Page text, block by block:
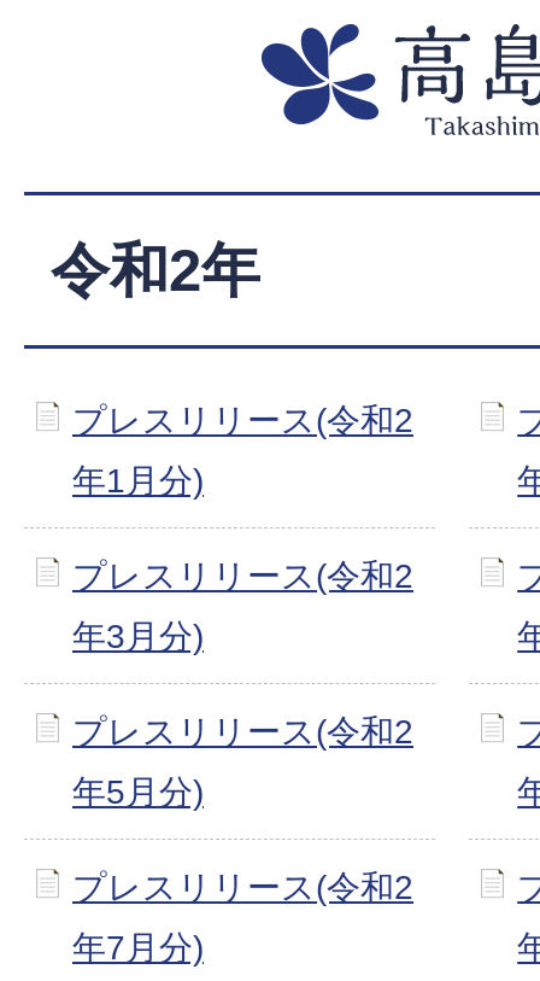
令和2年
プレスリリース(令和2
年1月分)
プレスリリース(令和2
年3月分)
プレスリリース(令和2
年5月分)
プレスリリース(令和2
年7月分)